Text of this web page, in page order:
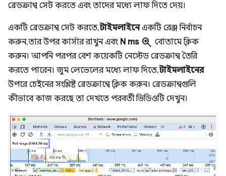
ব্রেডক্রাম্ব সেট করতে এবং তাদের মধ্যে লাফ দিতে দেয়।
একটি ব্রেডক্রাম্ব সেট করতে,টাইমলাইনেএকটি রেঞ্জ নির্বাচন
করুন, তার উপর কার্সার রাখুন এবং N ms zoom_in বোতামে ক্লিক
করুন। আপনি পরপর বেশ কয়েকটি নেস্টেড ব্রেডক্রাম্ব তৈরি
করতে পারেন। জুম লেভেলের মধ্যে লাফ দিতে,টাইমলাইনের
উপরে চেইনের সংশ্লিষ্ট ব্রেডক্রাম্বে ক্লিক করুন। ব্রেডক্রাম্বগুলি
কীভাবে কাজ করছে তা দেখতে পরবর্তী ভিডিওটি দেখুন।